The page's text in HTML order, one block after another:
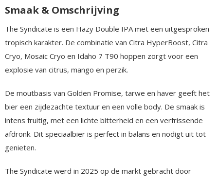
Smaak & Omschrijving
The Syndicate is een Hazy Double IPA met een uitgesproken
tropisch karakter. De combinatie van Citra HyperBoost, Citra
Cryo, Mosaic Cryo en Idaho 7 T90 hoppen zorgt voor een
explosie van citrus, mango en perzik.
De moutbasis van Golden Promise, tarwe en haver geeft het
bier een zijdezachte textuur en een volle body. De smaak is
intens fruitig, met een lichte bitterheid en een verfrissende
afdronk. Dit speciaalbier is perfect in balans en nodigt uit tot
genieten.
The Syndicate werd in 2025 op de markt gebracht door